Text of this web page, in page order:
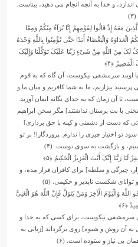
و خدا به آنچه انجام می دهید، بیناست.
(۳)
مَعَهُ إِذْ قَالُوا لِقَوْمِهِمْ إِنَّا بُرَآءُ مِنْکُمْ وَمِمَّا
الْعَدَاوَهُ وَالْبَغْضَاءُ أَبَدًا حَتَّى تُؤْمِنُوا بِاللَّهِ وَحْدَهُ
لَکَ مِنَ اللَّهِ مِنْ شَیْءٍ رَبَّنَا عَلَیْکَ تَوَکَّلْنَا وَإِلَیْکَ
الْمَصِیرُ﴿۴﴾
اویند سرمشقی نیکوست، آن گاه که به قوم
بیزاریم، ما به شما کافریم و میان ما و
تا آن زمان که به خدای یگانه ایمان آورید.
با بت پرستان نداشتند] مگر سخن ابراهیم
که دست از دشمنی و کینه با حق برداری]
تو اختیار چیزی را ندارم. پروردگارا! بر تو
و بازگشت به سوی توست. (۴)
لَنَا رَبَّنَا إِنَّکَ أَنْتَ الْعَزِیزُ الْحَکِیمُ﴿۵﴾
چیرگی و سلطه] برای کافران قرار مده، و
توانای شکست ناپذیر و حکیمی. (۵)
وَالْیَوْمَ الْآخِرَ وَمَنْ یَتَوَلَّ فَإِنَّ اللَّهَ هُوَ الْغَنِیُّ
﴿۶﴾
سرمشقی نیکوست، برای کسی که به خدا و
به آن روش و شیوه] روی برگرداند [زیانی به
بی نیاز و ستوده است. (۶)